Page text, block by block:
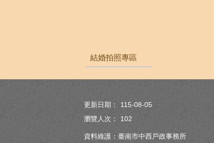
結婚拍照專區
更新日期：
115-08-05
瀏覽人次：
102
資料維護：臺南市中西戶政事務所